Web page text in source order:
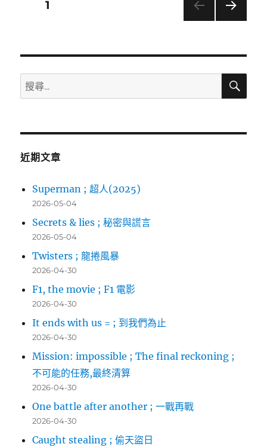
窄
門
屋
導
覽
頁次1
搜
尋
鍵
搜
近期文章
Superman ; 超人(2025)
2026-05-04
Secrets & lies ; 秘密與謊言
2026-05-04
Twisters ; 龍捲風暴
2026-04-30
F1, the movie ; F1 電影
2026-04-30
It ends with us = ; 到我們為止
2026-04-30
Mission: impossible ; The final reckoning ;
不可能的任務,最終清算
2026-04-30
One battle after another ; 一戰再戰
2026-04-30
Caught stealing ; 偷天盜日